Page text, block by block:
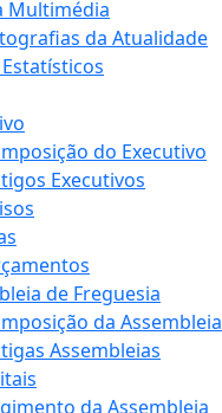
Multimédia
da Atualidade
do Executivo
Executivos
de Freguesia
da Assembleia
Assembleias
da Assembleia